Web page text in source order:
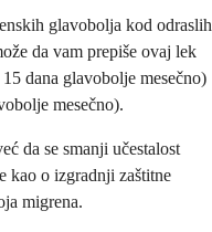
glavobolja kod odraslih
da vam prepiše ovaj lek
dana glavobolje mesečno)
mesečno).
da se smanji učestalost
kao o izgradnji zaštitne
migrena.